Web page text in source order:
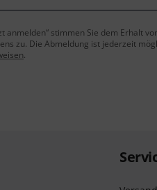
anmelden“ stimmen Sie dem Erhalt
zu. Die Abmeldung ist jederzeit
.